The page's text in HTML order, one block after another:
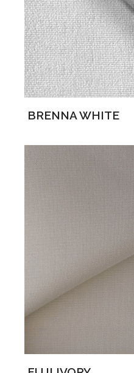
BRENNA WHITE